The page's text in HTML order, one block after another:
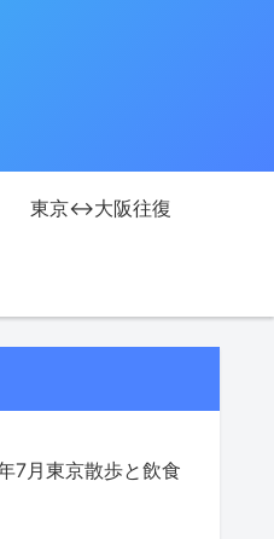
東京↔大阪往復
7月東京散歩と飲食